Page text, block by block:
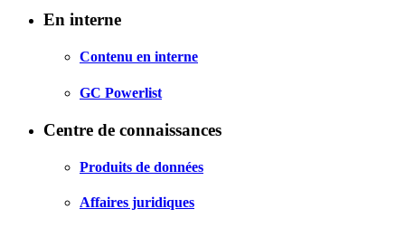
En interne
Contenu en interne
GC Powerlist
Centre de connaissances
Produits de données
Affaires juridiques